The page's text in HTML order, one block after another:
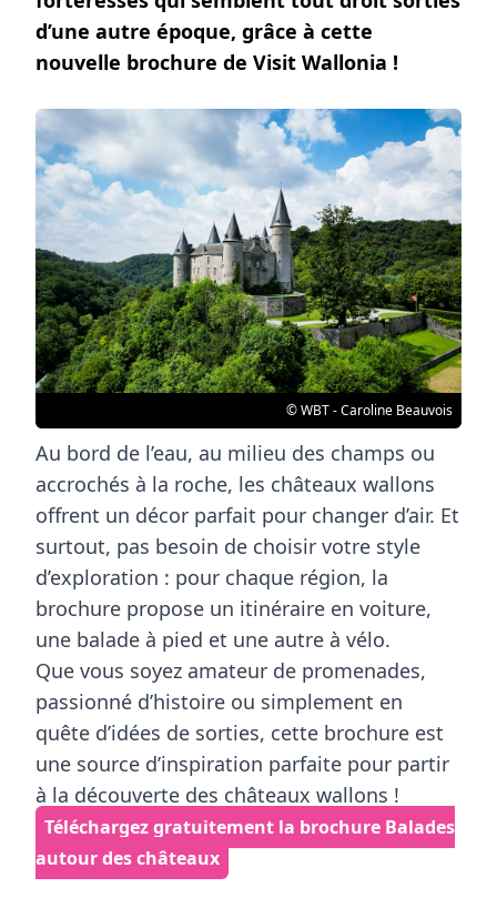
d’une autre époque, grâce à cette
nouvelle brochure de Visit Wallonia !
© WBT - Caroline Beauvois
Au bord de l’eau, au milieu des champs ou
accrochés à la roche, les châteaux wallons
offrent un décor parfait pour changer d’air. Et
surtout, pas besoin de choisir votre style
d’exploration : pour chaque région, la
brochure propose un itinéraire en voiture,
une balade à pied et une autre à vélo.
Que vous soyez amateur de promenades,
passionné d’histoire ou simplement en
quête d’idées de sorties, cette brochure est
une source d’inspiration parfaite pour partir
à la découverte des châteaux wallons !
Téléchargez gratuitement la brochure Balades
autour des châteaux